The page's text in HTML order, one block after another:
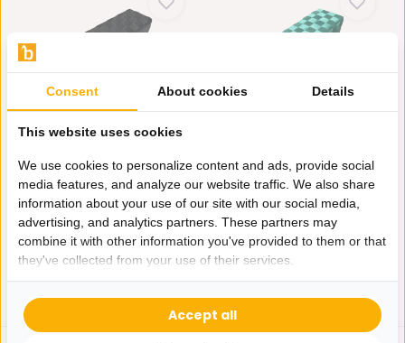
gevlochten zitbank -...
De Hocker Bank Lima is
prachtig. De geweven repe...
Niet op voorraad
245,-
De Hocker Bank Lima is
prachtig. De geweven repe...
Op voorraad
245,-
Consent About cookies Details
This website uses cookies
We use cookies to personalize content and ads, provide social
media features, and analyze our website traffic. We also share
information about your use of our site with our social media,
advertising, and analytics partners. These partners may
combine it with other information you've provided to them or that
they've collected from your use of their services.
Accept all